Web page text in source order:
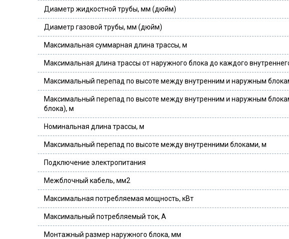
Диаметр жидкостной трубы, мм (дюйм)
Диаметр газовой трубы, мм (дюйм)
Максимальная суммарная длина трассы, м
Максимальная длина трассы от наружного блока до каждого
Максимальный перепад по высоте между внутренним и наружным
Максимальный перепад по высоте между внутренним и наружным
блока), м
Номинальная длина трассы, м
Максимальный перепад по высоте между внутренними блоками, м
Подключение электропитания
Межблочный кабель, мм2
Максимальная потребляемая мощность, кВт
Максимальный потребляемый ток, А
Монтажный размер наружного блока, мм